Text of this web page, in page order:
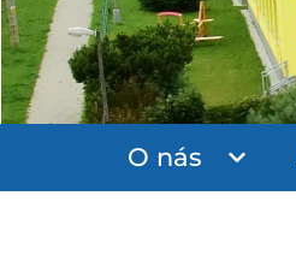
O nás